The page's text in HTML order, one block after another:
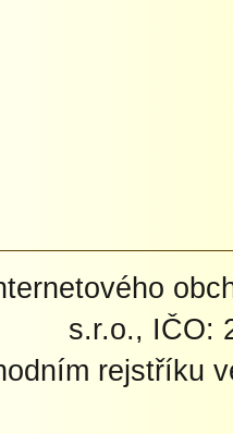
s.r.o., IČO:
rejstříku